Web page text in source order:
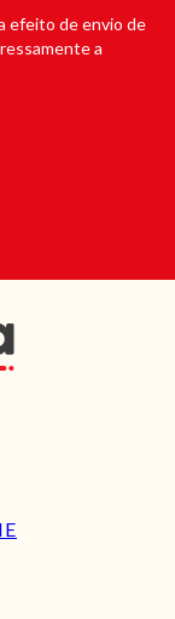
efeito de envio de
a